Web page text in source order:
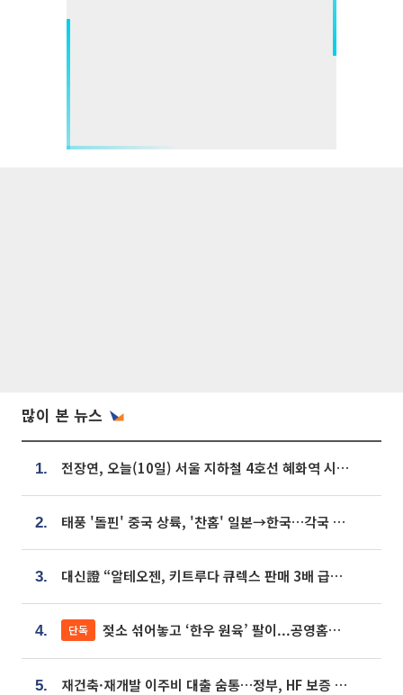
많이 본 뉴스
1. 전장연, 오늘(10일) 서울 지하철 4호선 혜화역 시위…1호선 용산역 무정차
2. 태풍 '돌핀' 중국 상륙, '찬홈' 일본→한국…각국 기상청 예상 경로는?
3. 대신證 “알테오젠, 키트루다 큐렉스 판매 3배 급증…목표가 41만원 상향”
4. 단독 젖소 섞어놓고 ‘한우 원육’ 팔이...공영홈쇼핑 표기·검증 구멍
5. 재건축·재개발 이주비 대출 숨통…정부, HF 보증 신설 추진